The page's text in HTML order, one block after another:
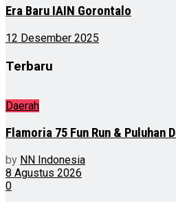
Era Baru IAIN Gorontalo
12 Desember 2025
Terbaru
Daerah
Flamoria 75 Fun Run & Puluhan
by NN Indonesia
8 Agustus 2026
0